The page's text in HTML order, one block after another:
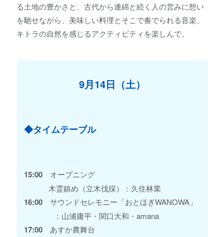
る土地の豊かさと、古代から連綿と続く人の営みに想い
を馳せながら、美味しい料理とそこで奏でられる音楽、
キトラの自然を感じるアクティビティを楽しんで。
9月14日（土）
◆タイムテーブル
15:00オープニング
木霊鎮め（立木伐採）：久住林業
16:00サウンドセレモニー「おとほぎWANOWA」
：山浦庸平・関口大和・amana
17:00あすか農舞台